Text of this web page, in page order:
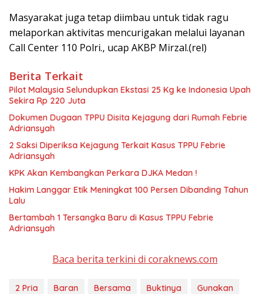
Masyarakat juga tetap diimbau untuk tidak ragu
melaporkan aktivitas mencurigakan melalui layanan
Call Center 110 Polri., ucap AKBP Mirzal.(rel)
Berita Terkait
Pilot Malaysia Selundupkan Ekstasi 25 Kg ke Indonesia Upah
Sekira Rp 220 Juta
Dokumen Dugaan TPPU Disita Kejagung dari Rumah Febrie
Adriansyah
2 Saksi Diperiksa Kejagung Terkait Kasus TPPU Febrie
Adriansyah
KPK Akan Kembangkan Perkara DJKA Medan !
Hakim Langgar Etik Meningkat 100 Persen Dibanding Tahun
Lalu
Bertambah 1 Tersangka Baru di Kasus TPPU Febrie
Adriansyah
Baca berita terkini di coraknews.com
2 Pria Baran Bersama Buktinya
Gunakan